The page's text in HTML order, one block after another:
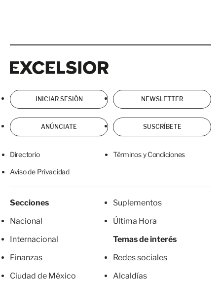
INICIAR SESIÓN NEWSLETTER
ANÚNCIATE SUSCRÍBETE
Directorio Términos y Condiciones
Aviso de Privacidad
Secciones
Nacional
Internacional
Finanzas
Ciudad de México
Suplementos
Última Hora
Temas de interés
Redes sociales
Alcaldías